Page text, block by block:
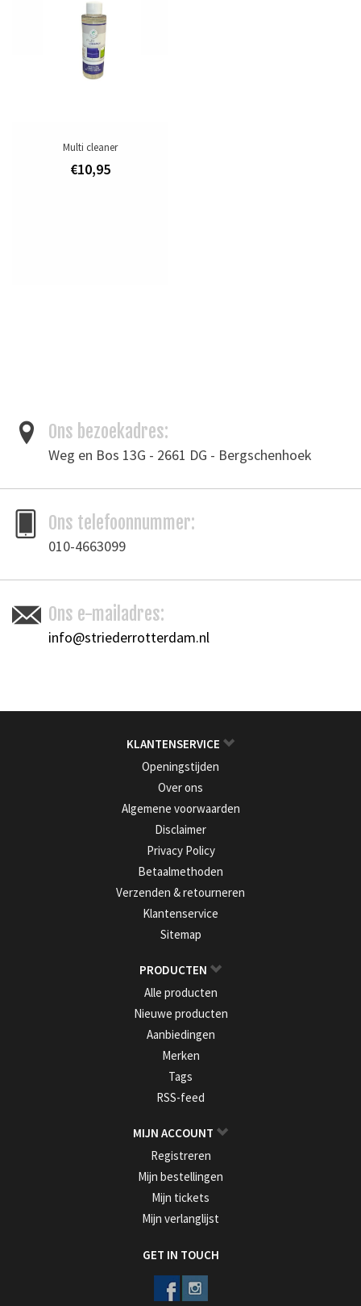
Multi cleaner
€10,95
Ons bezoekadres:
Weg en Bos 13G - 2661 DG - Bergschenhoek
Ons telefoonnummer:
010-4663099
Ons e-mailadres:
info@striederrotterdam.nl
KLANTENSERVICE
Openingstijden
Over ons
Algemene voorwaarden
Disclaimer
Privacy Policy
Betaalmethoden
Verzenden & retourneren
Klantenservice
Sitemap
PRODUCTEN
Alle producten
Nieuwe producten
Aanbiedingen
Merken
Tags
RSS-feed
MIJN ACCOUNT
Registreren
Mijn bestellingen
Mijn tickets
Mijn verlanglijst
GET IN TOUCH